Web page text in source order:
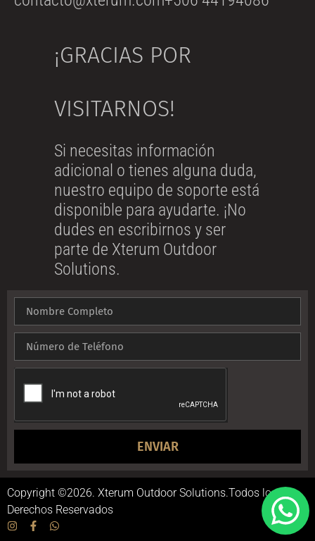
¡GRACIAS POR
VISITARNOS!
Si necesitas información
adicional o tienes alguna duda,
nuestro equipo de soporte está
disponible para ayudarte. ¡No
dudes en escribirnos y ser
parte de Xterum Outdoor
Solutions.
ENVIAR
Copyright ©2026. Xterum Outdoor Solutions.Todos los
Derechos Reservados